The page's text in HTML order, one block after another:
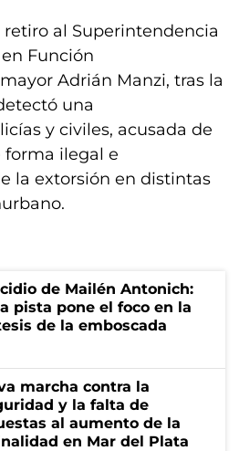
retiro al Superintendencia
Función
Adrián Manzi, tras la
una
y civiles, acusada de
forma ilegal e
la extorsión en distintas
de Mailén Antonich:
pista pone el foco en la
de la emboscada
marcha contra la
y la falta de
al aumento de la
en Mar del Plata